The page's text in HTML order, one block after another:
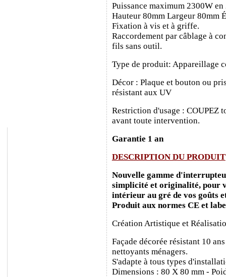
Puissance maximum 2300W
Hauteur 80mm Largeur 80mm
Fixation à vis et à griffe.
Raccordement par câblage à
fils sans outil.
Type de produit: Appareillage
Décor : Plaque et bouton ou
résistant aux UV
Restriction d'usage : COUPEZ
avant toute intervention.
Garantie 1 an
DESCRIPTION DU PRODUIT
Nouvelle gamme
simplicité et originalité, pour
intérieur au gré de vos goûts
Produit aux normes CE et
Création Artistique et
Façade décorée résistant 10
nettoyants ménagers.
S'adapte à tous types
Dimensions : 80 X 80 mm -